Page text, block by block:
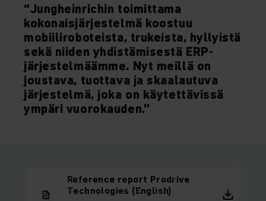
“Jungheinrichin toimittama
kokonaisjärjestelmä koostuu
mobiiliroboteista, trukeista, hyllyistä
sekä niiden yhdistämisestä ERP-
järjestelmäämme. Nyt meillä on
joustava, tuottava ja skaalautuva
järjestelmä, joka on käytettävissä
ympäri vuorokauden.”
Reference report Prodrive
Technologies (English)